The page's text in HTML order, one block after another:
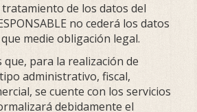
de los datos del
no cederá los datos
medie obligación legal.
que, para la realización de
administrativo, fiscal,
se cuente con los servicios
debidamente el